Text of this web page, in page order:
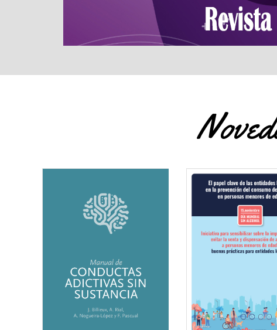
zoom